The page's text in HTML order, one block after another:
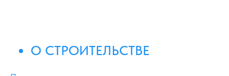
О СТРОИТЕЛЬСТВЕ